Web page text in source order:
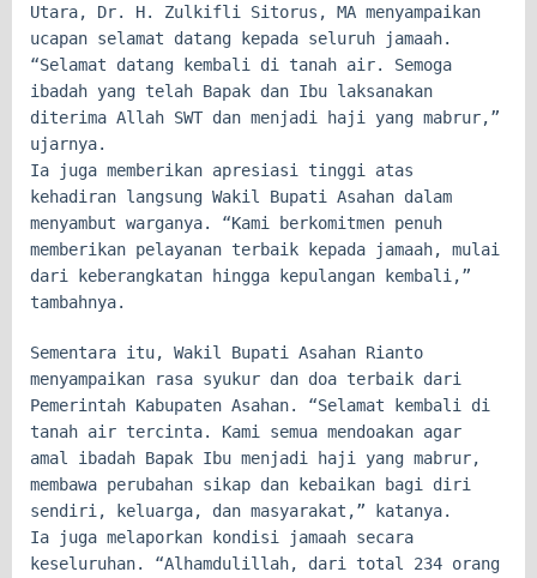
Utara, Dr. H. Zulkifli Sitorus, MA menyampaikan
ucapan selamat datang kepada seluruh jamaah.
“Selamat datang kembali di tanah air. Semoga
ibadah yang telah Bapak dan Ibu laksanakan
diterima Allah SWT dan menjadi haji yang mabrur,”
ujarnya.
Ia juga memberikan apresiasi tinggi atas
kehadiran langsung Wakil Bupati Asahan dalam
menyambut warganya. “Kami berkomitmen penuh
memberikan pelayanan terbaik kepada jamaah, mulai
dari keberangkatan hingga kepulangan kembali,”
tambahnya.
Sementara itu, Wakil Bupati Asahan Rianto
menyampaikan rasa syukur dan doa terbaik dari
Pemerintah Kabupaten Asahan. “Selamat kembali di
tanah air tercinta. Kami semua mendoakan agar
amal ibadah Bapak Ibu menjadi haji yang mabrur,
membawa perubahan sikap dan kebaikan bagi diri
sendiri, keluarga, dan masyarakat,” katanya.
Ia juga melaporkan kondisi jamaah secara
keseluruhan. “Alhamdulillah, dari total 234 orang